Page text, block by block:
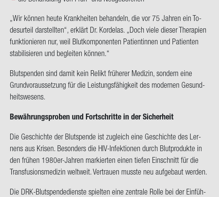
„Wir kön­nen heute Krank­hei­ten be­han­deln, die vor 75 Jah­ren ein To­
des­ur­teil dar­stell­ten“, er­klärt Dr. Kor­de­las. „Doch viele die­ser The­ra­pien
funk­tio­nie­ren nur, weil Blut­kom­po­nen­ten Pa­ti­en­tin­nen und Pa­ti­en­ten
sta­bi­li­sie­ren und be­glei­ten kön­nen.“
Blut­spen­den sind damit kein Re­likt frü­he­rer Me­di­zin, son­dern eine
Grund­vor­aus­set­zung für die Leis­tungs­fä­hig­keit des mo­der­nen Ge­sund­
heits­we­sens.
Be­wäh­rungs­pro­ben und Fort­schrit­te in der Si­cher­heit
Die Ge­schich­te der Blut­spen­de ist zu­gleich eine Ge­schich­te des Ler­
nens aus Kri­sen. Be­son­ders die HIV-​Infektionen durch Blut­pro­duk­te in
den frü­hen 1980er-​Jahren mar­kier­ten einen tie­fen Ein­schnitt für die
Trans­fu­si­ons­me­di­zin welt­weit. Ver­trau­en muss­te neu auf­ge­baut wer­den.
Die DRK-​Blutspendedienste spiel­ten eine zen­tra­le Rolle bei der Ein­füh­